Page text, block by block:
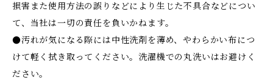
損害また使用方法の誤りなどにより生じた不具合などについ
て、当社は一切の責任を負いかねます。
●汚れが気になる際には中性洗剤を薄め、やわらかい布につ
けて軽く拭き取ってください。洗濯機での丸洗いはお避けく
ださい。